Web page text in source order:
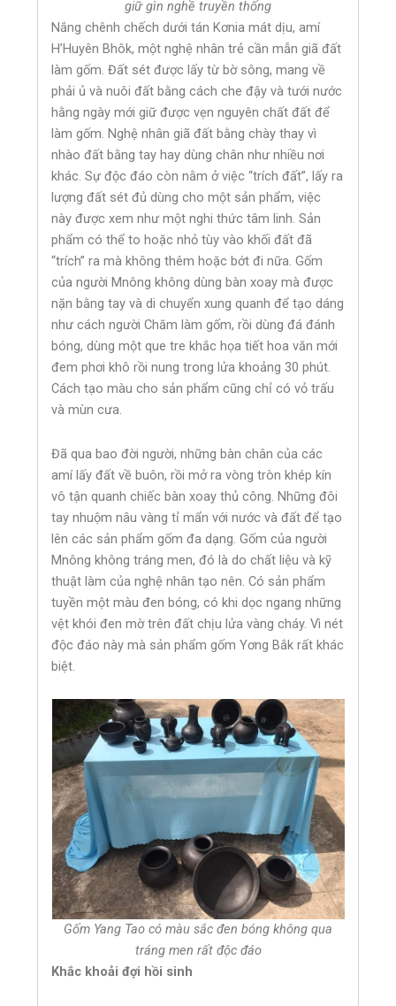
giữ gìn nghề truyền thống
Nắng chênh chếch dưới tán Kơnia mát dịu, amí
H’Huyên Bhôk, một nghệ nhân trẻ cần mẫn giã đất
làm gốm. Đất sét được lấy từ bờ sông, mang về
phải ủ và nuôi đất bằng cách che đậy và tưới nước
hằng ngày mới giữ được vẹn nguyên chất đất để
làm gốm. Nghệ nhân giã đất bằng chày thay vì
nhào đất bằng tay hay dùng chân như nhiều nơi
khác. Sự độc đáo còn nằm ở việc “trích đất”, lấy ra
lượng đất sét đủ dùng cho một sản phẩm, việc
này được xem như một nghi thức tâm linh. Sản
phẩm có thể to hoặc nhỏ tùy vào khối đất đã
“trích” ra mà không thêm hoặc bớt đi nữa. Gốm
của người Mnông không dùng bàn xoay mà được
nặn bằng tay và di chuyển xung quanh để tạo dáng
như cách người Chăm làm gốm, rồi dùng đá đánh
bóng, dùng một que tre khắc họa tiết hoa văn mới
đem phơi khô rồi nung trong lửa khoảng 30 phút.
Cách tạo màu cho sản phẩm cũng chỉ có vỏ trấu
và mùn cưa.
Đã qua bao đời người, những bàn chân của các
amí lấy đất về buôn, rồi mở ra vòng tròn khép kín
vô tận quanh chiếc bàn xoay thủ công. Những đôi
tay nhuộm nâu vàng tỉ mẩn với nước và đất để tạo
lên các sản phẩm gốm đa dạng. Gốm của người
Mnông không tráng men, đó là do chất liệu và kỹ
thuật làm của nghệ nhân tạo nên. Có sản phẩm
tuyền một màu đen bóng, có khi dọc ngang những
vệt khói đen mờ trên đất chịu lửa vàng cháy. Vì nét
độc đáo này mà sản phẩm gốm Yơng Bắk rất khác
biệt.
Gốm Yang Tao có màu sắc đen bóng không qua
tráng men rất độc đáo
Khắc khoải đợi hồi sinh